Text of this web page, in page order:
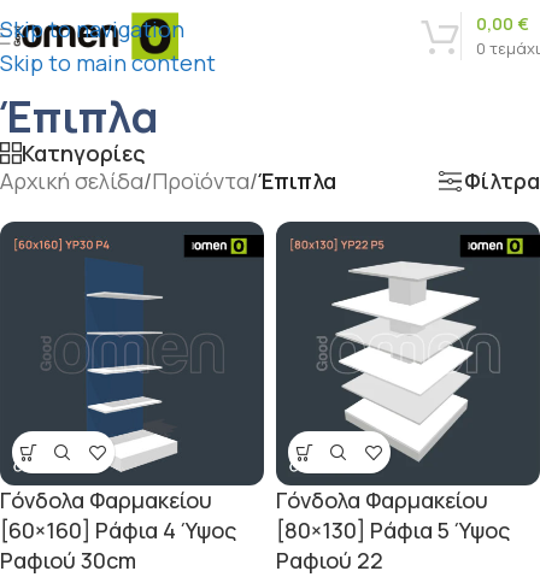
Skip to navigation
Skip to main content
0
0,00 €
Έπιπλα
Κατηγορίες
Αρχική σελίδα/Προϊόντα/Έπιπλα Φίλτρα
Γόνδολα Φαρμακείου
[60×160] Ράφια 4 Ύψος
Ραφιού 30cm
Γόνδολα Φαρμακείου
[80×130] Ράφια 5 Ύψος
Ραφιού 22